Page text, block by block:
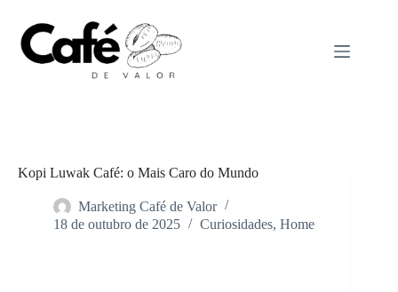
conteúdo
Kopi Luwak Café: o Mais Caro do Mundo
Marketing Café de Valor
18 de outubro de 2025
Curiosidades, Home